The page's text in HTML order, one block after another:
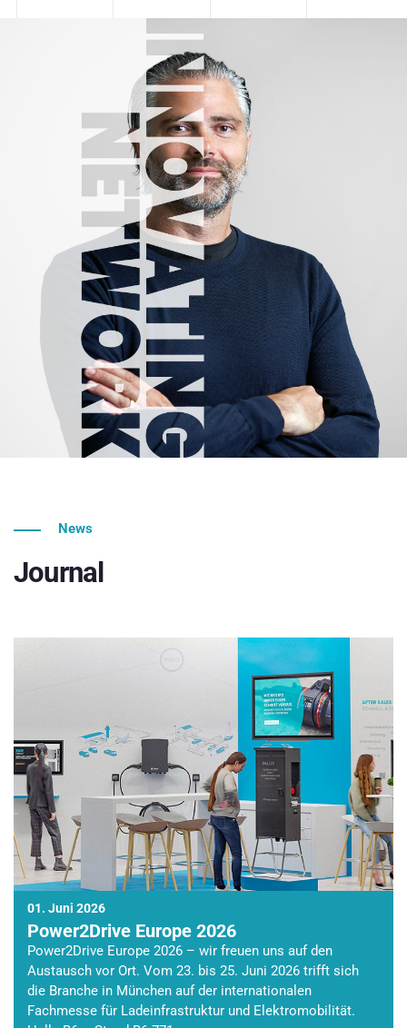
News
Journal
01. Juni 2026
Power2Drive Europe 2026
Power2Drive Europe 2026 – wir freuen uns auf den
Austausch vor Ort. Vom 23. bis 25. Juni 2026 trifft sich
die Branche in München auf der internationalen
Fachmesse für Ladeinfrastruktur und Elektromobilität.